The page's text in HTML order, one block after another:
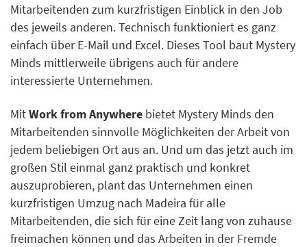
Mitarbeitenden zum kurzfristigen Einblick in den Job
des jeweils anderen. Technisch funktioniert es ganz
einfach über E-Mail und Excel. Dieses Tool baut Mystery
Minds mittlerweile übrigens auch für andere
interessierte Unternehmen.
MitWork from Anywhere bietet Mystery Minds den
Mitarbeitenden sinnvolle Möglichkeiten der Arbeit von
jedem beliebigen Ort aus an. Und um das jetzt auch im
großen Stil einmal ganz praktisch und konkret
auszuprobieren, plant das Unternehmen einen
kurzfristigen Umzug nach Madeira für alle
Mitarbeitenden, die sich für eine Zeit lang von zuhause
freimachen können und das Arbeiten in der Fremde